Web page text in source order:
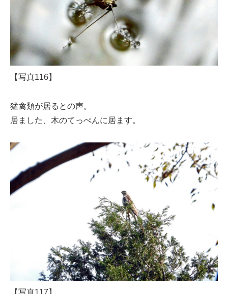
【写真116】
猛禽類が居るとの声。
居ました、木のてっぺんに居ます。
【写真117】